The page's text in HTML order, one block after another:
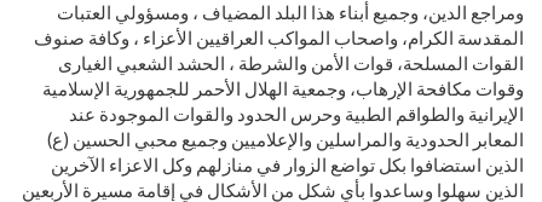
ومراجع الدين، وجميع أبناء هذا البلد المضياف ، ومسؤولي العتبات
المقدسة الكرام، واصحاب المواكب العراقيين الأعزاء ، وكافة صنوف
القوات المسلحة، قوات الأمن والشرطة ، الحشد الشعبي الغيارى
وقوات مكافحة الإرهاب، وجمعية الهلال الأحمر للجمهورية الإسلامية
الإيرانية والطواقم الطبية وحرس الحدود والقوات الموجودة عند
المعابر الحدودية والمراسلين والإعلاميين وجميع محبي الحسين (ع)
الذين استضافوا بكل تواضع الزوار في منازلهم وكل الاعزاء الآخرين
الذين سهلوا وساعدوا بأي شكل من الأشكال في إقامة مسيرة الأربعين